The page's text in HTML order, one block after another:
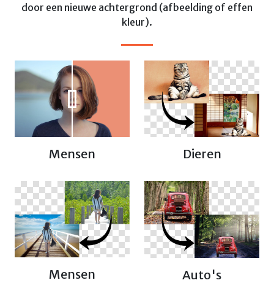
door een nieuwe achtergrond (afbeelding of effen
kleur).
Mensen Dieren
Mensen Auto's